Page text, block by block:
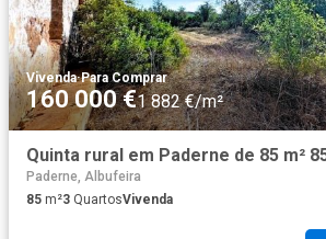
Vivenda·Para Comprar
160 000 €1 882 €/m²
Quinta rural em Paderne de 85 m²
Paderne, Albufeira
85 m²3 QuartosVivenda